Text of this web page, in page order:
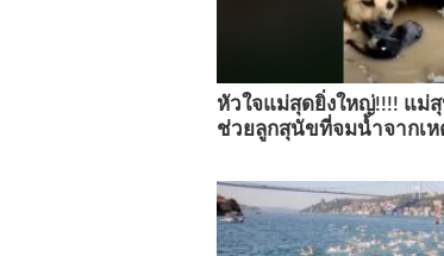
หัวใจแม่สุดยิ่งใหญ่!!!! แม่
ช่วยลูกสุนัขที่จมน้ำจากเ